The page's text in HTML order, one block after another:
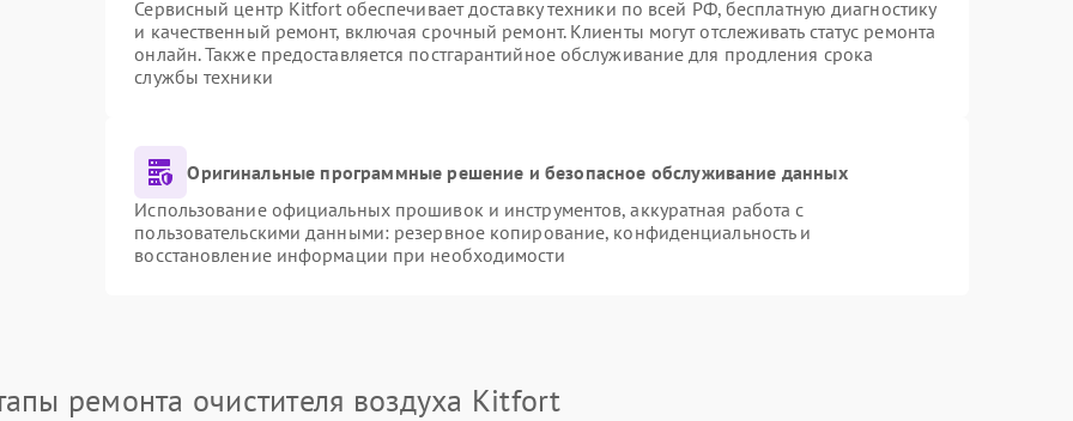
Сервисный центр Kitfort обеспечивает доставку техники по всей РФ, бесплатную диагностику
и качественный ремонт, включая срочный ремонт. Клиенты могут отслеживать статус ремонта
онлайн. Также предоставляется постгарантийное обслуживание для продления срока
службы техники
Оригинальные программные решение и безопасное обслуживание данных
Использование официальных прошивок и инструментов, аккуратная работа с
пользовательскими данными: резервное копирование, конфиденциальность и
восстановление информации при необходимости
ремонта очистителя воздуха Kitfort